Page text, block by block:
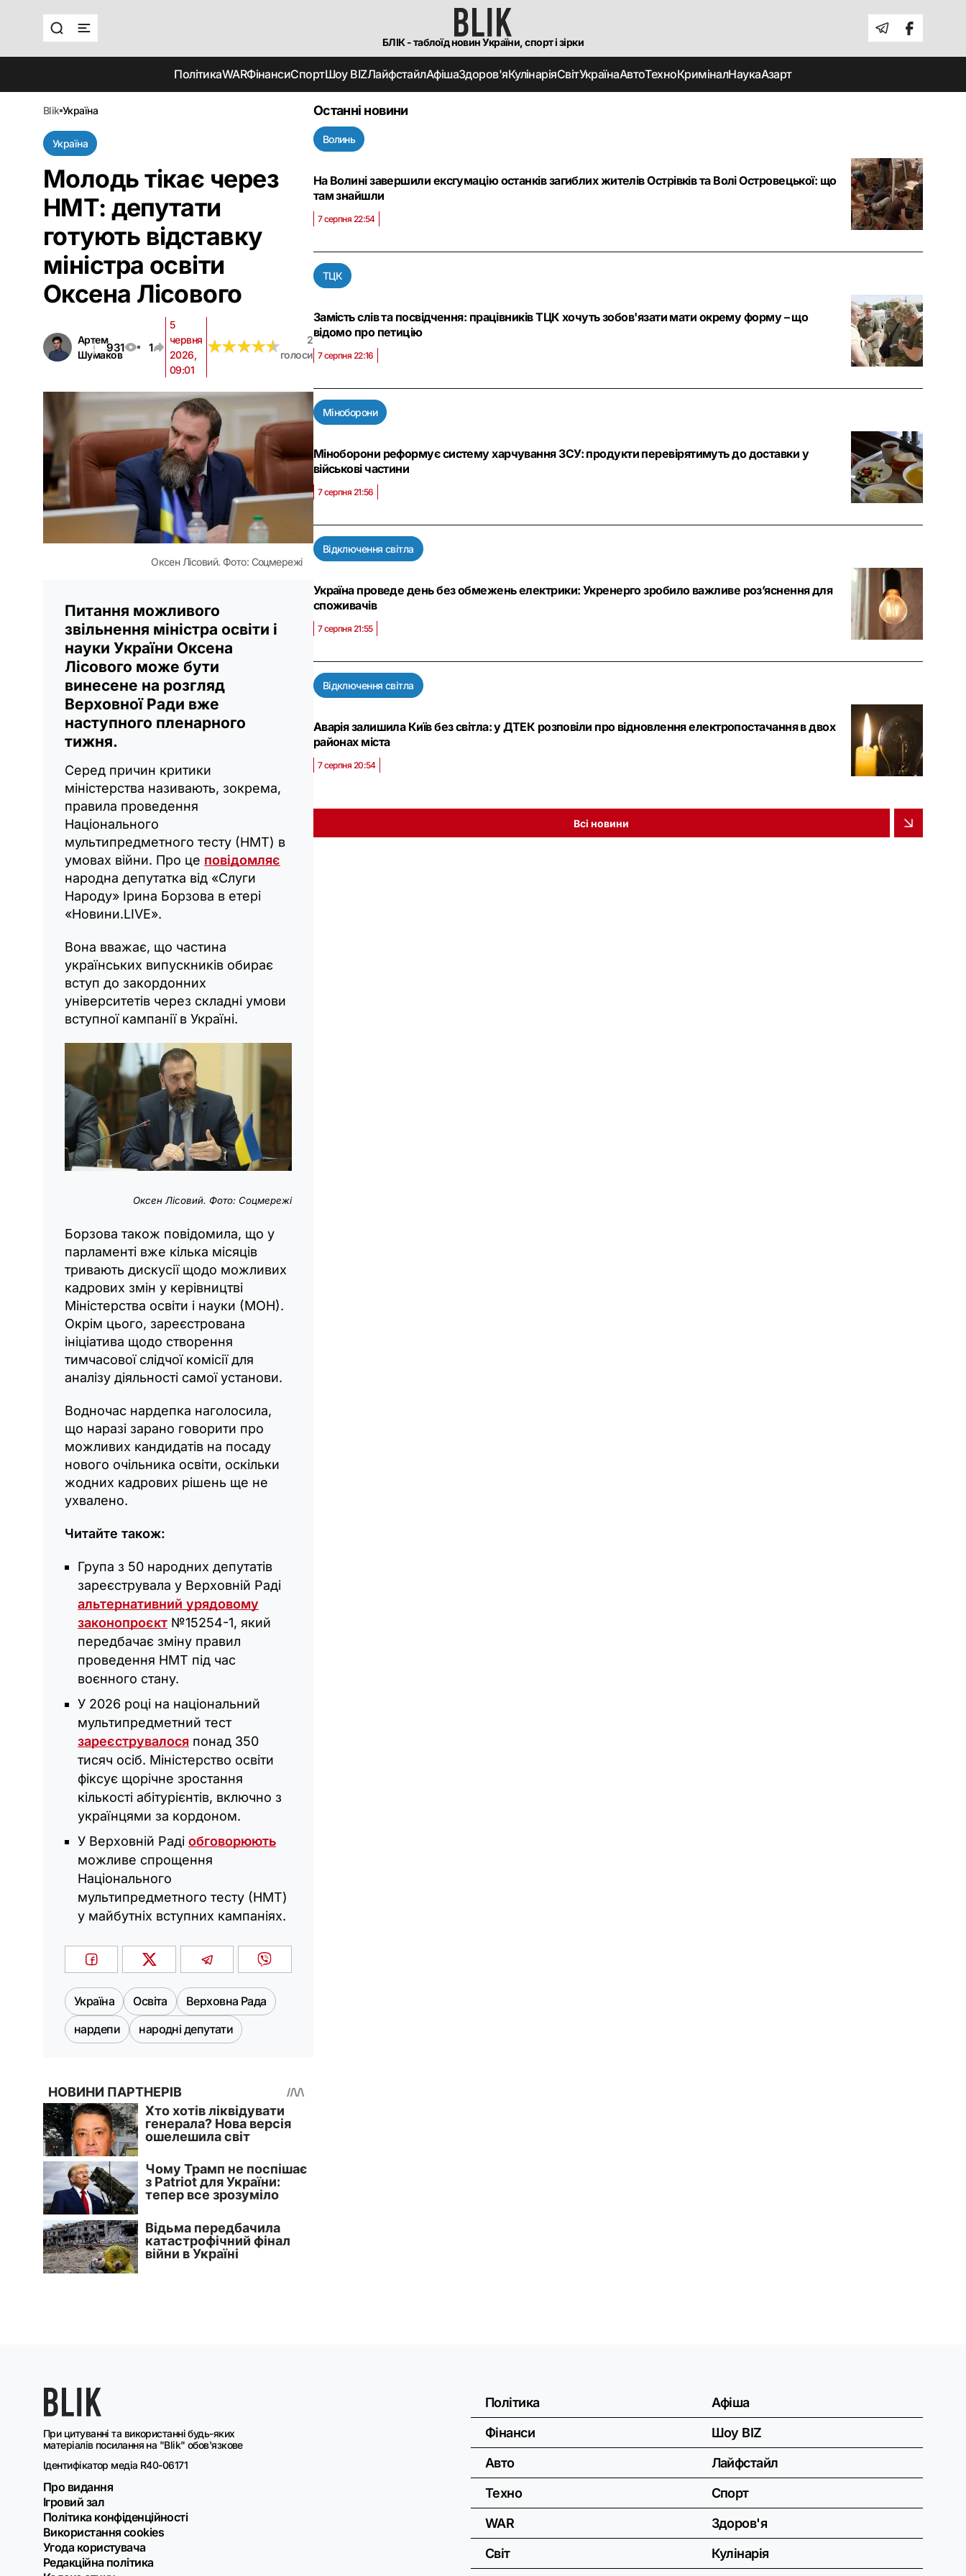
БЛІК - таблоїд новин України, спорт і зірки
ПолітикаWARФінансиСпортШоу BIZЛайфстайлАфішаЗдоров'яКулінаріяСвітУкраїнаАвтоТехноКриміналНаукаАзарт
blik україна
Україна
Молодь тікає через
НМТ: депутати
готують відставку
міністра освіти
Оксена Лісового
Артем
Шумаков
931 1
5
червня
2026,
09:01
★★★★★
★★★★★
2
голоси
Оксен Лісовий. Фото: Соцмережі
Питання можливого
звільнення міністра освіти і
науки України Оксена
Лісового може бути
винесене на розгляд
Верховної Ради вже
наступного пленарного
тижня.
Серед причин критики
міністерства називають, зокрема,
правила проведення
Національного
мультипредметного тесту (НМТ) в
умовах війни. Про це повідомляє
народна депутатка від «Слуги
Народу» Ірина Борзова в етері
«Новини.LIVE».
Вона вважає, що частина
українських випускників обирає
вступ до закордонних
університетів через складні умови
вступної кампанії в Україні.
Оксен Лісовий. Фото: Соцмережі
Борзова також повідомила, що у
парламенті вже кілька місяців
тривають дискусії щодо можливих
кадрових змін у керівництві
Міністерства освіти і науки (МОН).
Окрім цього, зареєстрована
ініціатива щодо створення
тимчасової слідчої комісії для
аналізу діяльності самої установи.
Водночас нардепка наголосила,
що наразі зарано говорити про
можливих кандидатів на посаду
нового очільника освіти, оскільки
жодних кадрових рішень ще не
ухвалено.
Читайте також:
Група з 50 народних депутатів
зареєструвала у Верховній Раді
альтернативний урядовому
законопроєкт №15254-1, який
передбачає зміну правил
проведення НМТ під час
воєнного стану.
У 2026 році на національний
мультипредметний тест
зареєструвалося понад 350
тисяч осіб. Міністерство освіти
фіксує щорічне зростання
кількості абітурієнтів, включно з
українцями за кордоном.
У Верховній Раді обговорюють
можливе спрощення
Національного
мультипредметного тесту (НМТ)
у майбутніх вступних кампаніях.
Україна Освіта
Верховна Рада
нардепи
народні депутати
Останні новини
Волинь
На Волині завершили ексгумацію останків загиблих жителів Острівків та Волі Островецької: що
там знайшли
7 серпня 22:54
ТЦК
Замість слів та посвідчення: працівників ТЦК хочуть зобов'язати мати окрему форму – що
відомо про петицію
7 серпня 22:16
Міноборони
Міноборони реформує систему харчування ЗСУ: продукти перевірятимуть до доставки у
військові частини
7 серпня 21:56
Відключення світла
Україна проведе день без обмежень електрики: Укренерго зробило важливе роз’яснення для
споживачів
7 серпня 21:55
Відключення світла
Аварія залишила Київ без світла: у ДТЕК розповіли про відновлення електропостачання в двох
районах міста
7 серпня 20:54
Всі новини
При цитуванні та використанні будь-яких
матеріалів посилання на "Blik" обов'язкове
Ідентифікатор медіа R40-06171
Про видання
Ігровий зал
Політика конфіденційності
Використання cookies
Угода користувача
Редакційна політика
Політика
Фінанси
Авто
Техно
WAR
Світ
Афіша
Шоу BIZ
Лайфстайл
Спорт
Здоров'я
Кулінарія